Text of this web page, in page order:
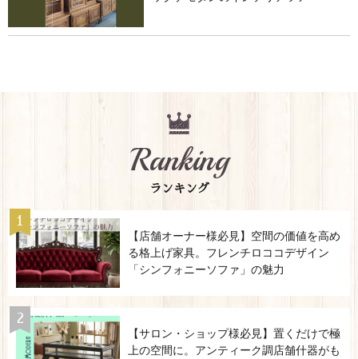
Ranking
ランキング
【店舗オーナー様必見】空間の価値を高め
る格上げ家具。フレンチロココデザイン
「シンフォニーソファ」の魅力
【サロン・ショップ様必見】置くだけで極
上の空間に。アンティーク調店舗什器がも